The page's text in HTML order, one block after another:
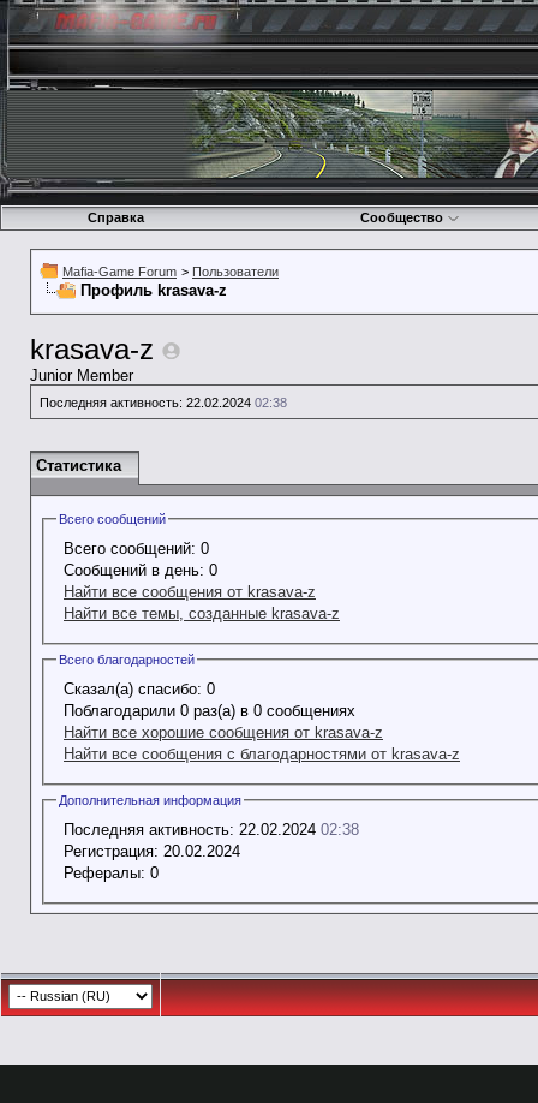
Справка Сообщество
Mafia-Game Forum > Пользователи
Профиль krasava-z
krasava-z
Junior Member
Последняя активность: 22.02.2024 02:38
Статистика
Всего сообщений
Всего сообщений: 0
Сообщений в день: 0
Найти все сообщения от krasava-z
Найти все темы, созданные krasava-z
Всего благодарностей
Сказал(а) спасибо: 0
Поблагодарили 0 раз(а) в 0 сообщениях
Найти все хорошие сообщения от krasava-z
Найти все сообщения с благодарностями от krasava-z
Дополнительная информация
Последняя активность: 22.02.2024 02:38
Регистрация: 20.02.2024
Рефералы: 0